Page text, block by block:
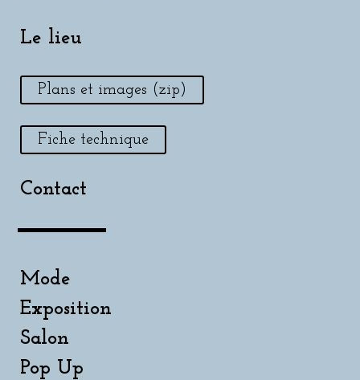
Le lieu
Plans et images (zip)
Fiche technique
Contact
Mode
Exposition
Salon
Pop Up